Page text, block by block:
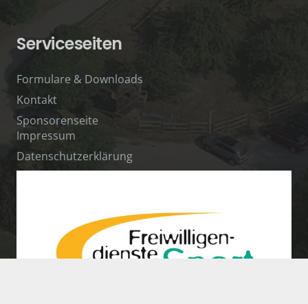
Serviceseiten
Formulare & Downloads
Kontakt
Sponsorenseite
Impressum
Datenschutzerklärung